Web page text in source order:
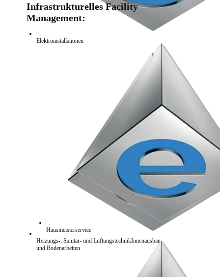
Elektroinstallationen
Heizungs-, Sanitär- und LüftungstechnikInnenausbau
und Bodenarbeiten
Infrastrukturelles Facility
Management:
Hausmeisterservice